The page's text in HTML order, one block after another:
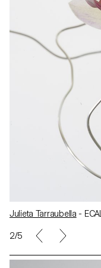
Julieta Tarraubella - ECAL
2/5